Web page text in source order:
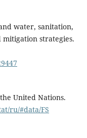
water, sanitation,
mitigation strategies.
United Nations.
ru/#data/FS